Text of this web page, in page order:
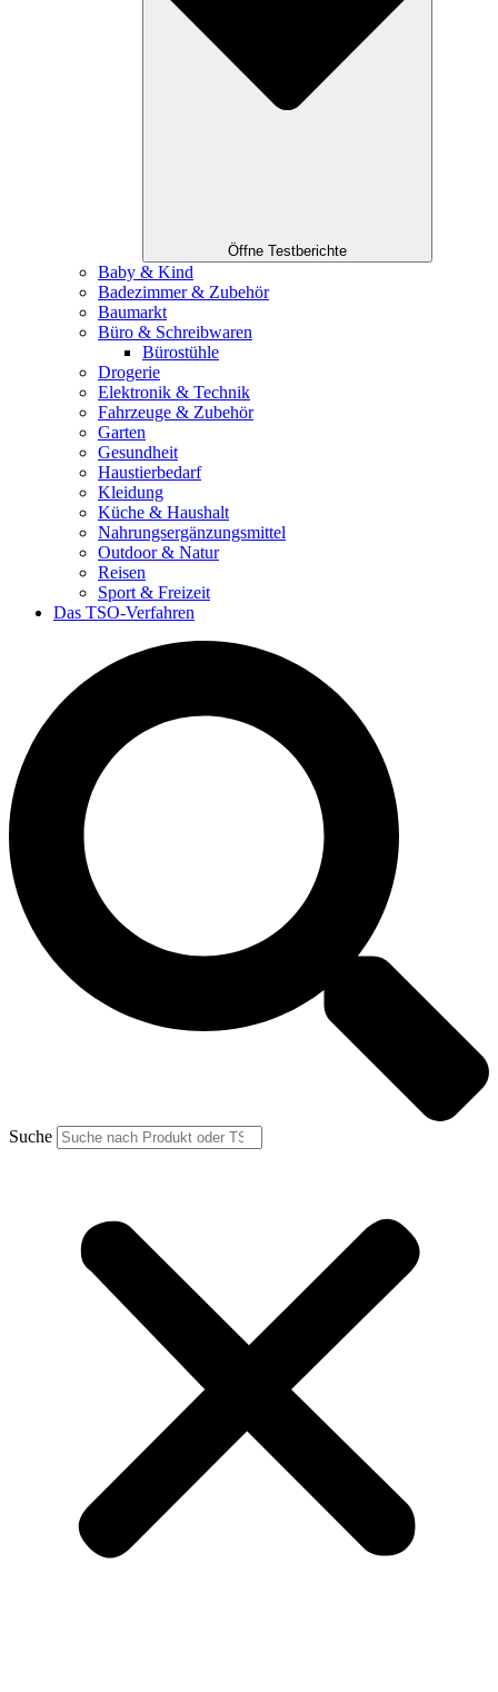
Öffne Testberichte
Baby & Kind
Badezimmer & Zubehör
Baumarkt
Büro & Schreibwaren
Bürostühle
Drogerie
Elektronik & Technik
Fahrzeuge & Zubehör
Garten
Gesundheit
Haustierbedarf
Kleidung
Küche & Haushalt
Nahrungsergänzungsmittel
Outdoor & Natur
Reisen
Sport & Freizeit
Das TSO-Verfahren
Suche